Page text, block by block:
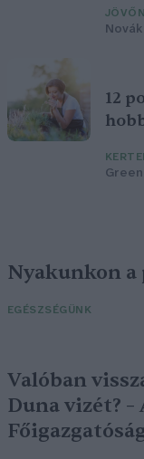
12
Nyakunkon a
EGÉSZSÉGÜNK
Valóban
Duna vizét? –